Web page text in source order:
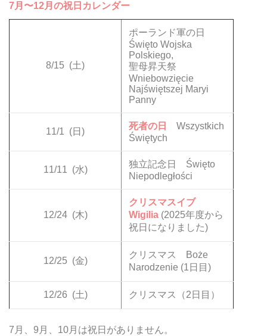
7月〜12月の祝日カレンダー
8/15 (土)
ポーランド軍の日
Święto Wojska
Polskiego,
聖母昇天祭
Wniebowzięcie
Najświętszej Maryi
Panny
11/1 (日)
死者の日
Wszystkich
Świętych
11/11 (水)
独立記念日 Święto
Niepodległości
12/24 (木)
クリスマスイブ
Wigilia (2025年度から
祝日になりました)
12/25 (金)
クリスマス Boże
Narodzenie (1日目)
12/26 (土) クリスマス（2日目）
7月、9月、10月は祝日がありません。